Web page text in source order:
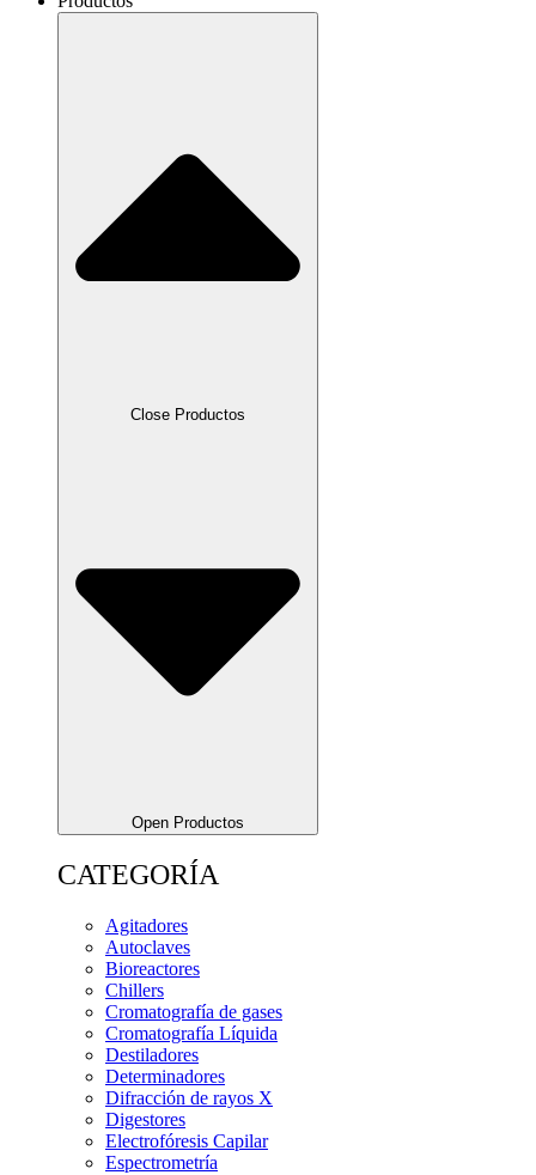
Close Productos
Open Productos
CATEGORÍA
Agitadores
Autoclaves
Bioreactores
Chillers
Cromatografía de gases
Cromatografía Líquida
Destiladores
Determinadores
Difracción de rayos X
Digestores
Electrofóresis Capilar
Espectrometría